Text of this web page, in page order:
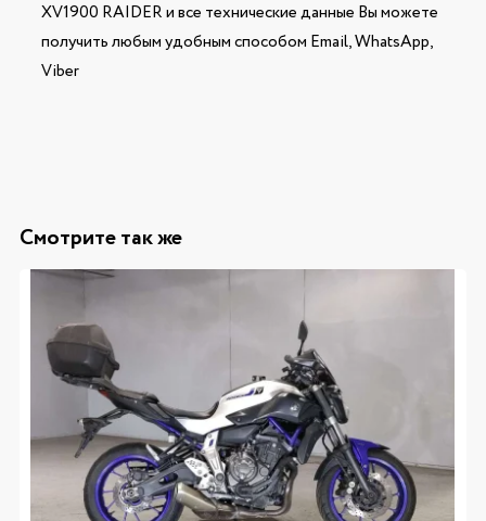
XV1900 RAIDER и все технические данные Вы можете
получить любым удобным способом Email, WhatsApp,
Viber
Смотрите так же